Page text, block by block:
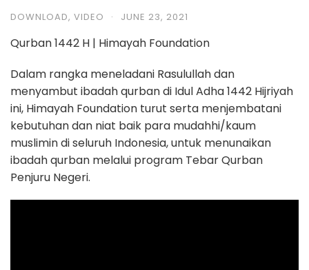
DOWNLOAD, VIDEO · JUNE 23, 2021
Qurban 1442 H | Himayah Foundation
Dalam rangka meneladani Rasulullah dan
menyambut ibadah qurban di Idul Adha 1442 Hijriyah
ini, Himayah Foundation turut serta menjembatani
kebutuhan dan niat baik para mudahhi/kaum
muslimin di seluruh Indonesia, untuk menunaikan
ibadah qurban melalui program Tebar Qurban
Penjuru Negeri.